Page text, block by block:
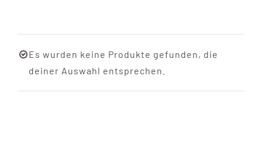
Es wurden keine Produkte gefunden, die
deiner Auswahl entsprechen.